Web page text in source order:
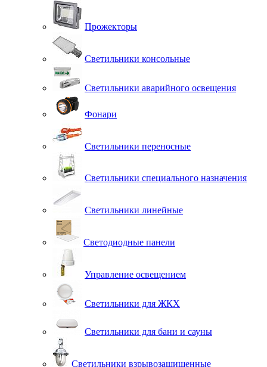
Прожекторы
Светильники консольные
Светильники аварийного освещения
Фонари
Светильники переносные
Светильники специального назначения
Светильники линейные
Светодиодные панели
Управление освещением
Светильники для ЖКХ
Светильники для бани и сауны
Светильники взрывозащищенные